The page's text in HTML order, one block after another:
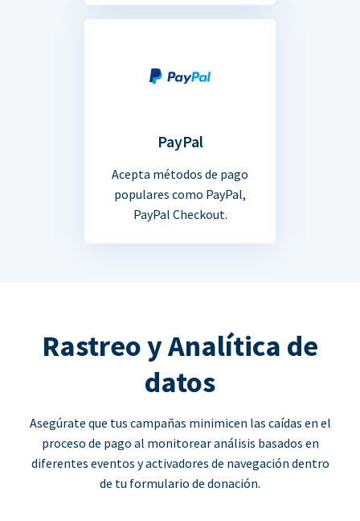
PayPal
Acepta métodos de pago
populares como PayPal,
PayPal Checkout.
Rastreo y Analítica de
datos
Asegúrate que tus campañas minimicen las caídas en el
proceso de pago al monitorear análisis basados en
diferentes eventos y activadores de navegación dentro
de tu formulario de donación.